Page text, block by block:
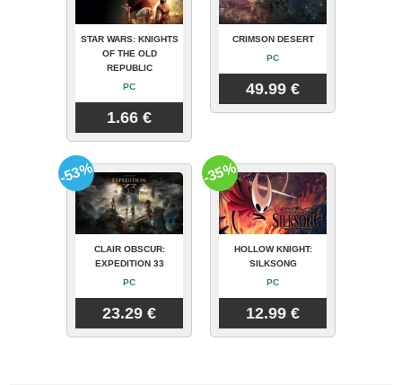
STAR WARS: KNIGHTS
OF THE OLD
REPUBLIC
PC
1.66 €
CRIMSON DESERT
PC
49.99 €
CLAIR OBSCUR:
EXPEDITION 33
PC
23.29 €
-53%
HOLLOW KNIGHT:
SILKSONG
PC
12.99 €
-35%